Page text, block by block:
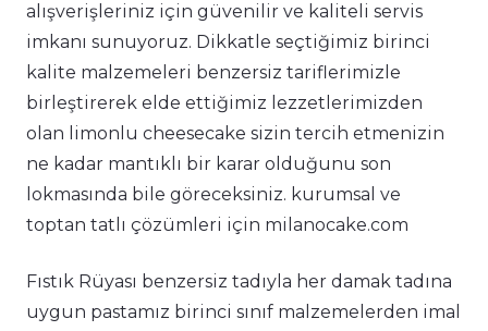
alışverişleriniz için güvenilir ve kaliteli servis
imkanı sunuyoruz. Dikkatle seçtiğimiz birinci
kalite malzemeleri benzersiz tariflerimizle
birleştirerek elde ettiğimiz lezzetlerimizden
olan limonlu cheesecake sizin tercih etmenizin
ne kadar mantıklı bir karar olduğunu son
lokmasında bile göreceksiniz. kurumsal ve
toptan tatlı çözümleri için milanocake.com
Fıstık Rüyası benzersiz tadıyla her damak tadına
uygun pastamız birinci sınıf malzemelerden imal